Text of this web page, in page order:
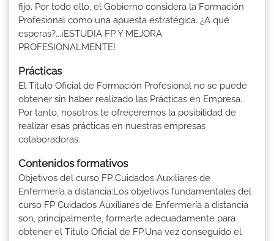
fijo. Por todo ello, el Gobierno considera la Formación
Profesional como una apuesta estratégica. ¿A qué
esperas?...¡ESTUDIA FP Y MEJORA
PROFESIONALMENTE!
Prácticas
El Título Oficial de Formación Profesional no se puede
obtener sin haber realizado las Prácticas en Empresa.
Por tanto, nosotros te ofreceremos la posibilidad de
realizar esas prácticas en nuestras empresas
colaboradoras.
Contenidos formativos
Objetivos del curso FP Cuidados Auxiliares de
Enfermería a distancia:Los objetivos fundamentales del
curso FP Cuidados Auxiliares de Enfermería a distancia
son, principalmente, formarte adecuadamente para
obtener el Titulo Oficial de FP.Una vez conseguido el